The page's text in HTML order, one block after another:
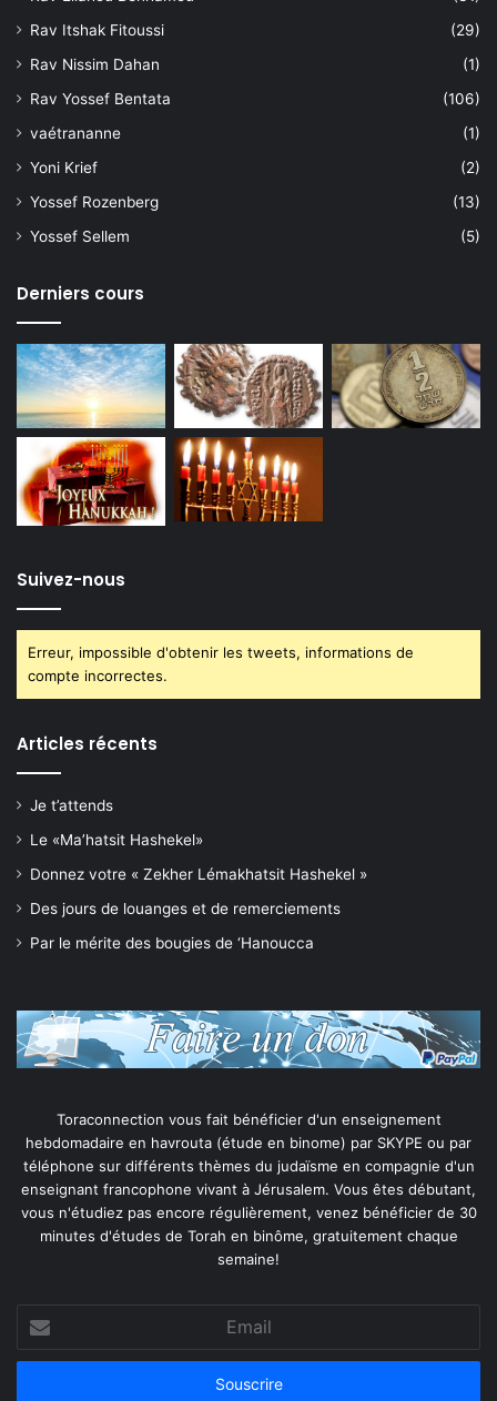
Rav Itshak Fitoussi
(29)
Rav Nissim Dahan
(1)
Rav Yossef Bentata
(106)
vaétrananne
(1)
Yoni Krief
(2)
Yossef Rozenberg
(13)
Yossef Sellem
(5)
Derniers cours
Suivez-nous
Erreur, impossible d'obtenir les tweets, informations de
compte incorrectes.
Articles récents
Je t’attends
Le «Ma’hatsit Hashekel»
Donnez votre « Zekher Lémakhatsit Hashekel »
Des jours de louanges et de remerciements
Par le mérite des bougies de ‘Hanoucca
Toraconnection vous fait bénéficier d'un enseignement
hebdomadaire en havrouta (étude en binome) par SKYPE ou par
téléphone sur différents thèmes du judaïsme en compagnie d'un
enseignant francophone vivant à Jérusalem. Vous êtes débutant,
vous n'étudiez pas encore régulièrement, venez bénéficier de 30
minutes d'études de Torah en binôme, gratuitement chaque
semaine!